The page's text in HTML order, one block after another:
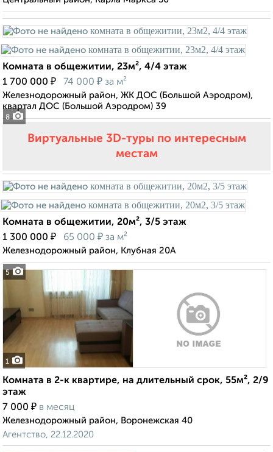
8
Комната в общежитии, 23м², 4/4 этаж
1 700 000 ₽ 74 000 ₽ за м²
Железнодорожный район, ЖК ДОС (Большой Аэродром),
квартал ДОС (Большой Аэродром) 39
Виртуальные 3D-туры по интересным
местам
5
Комната в общежитии, 20м², 3/5 этаж
1 300 000 ₽ 65 000 ₽ за м²
Железнодорожный район, Клубная 20А
1
Комната в 2-к квартире, на длительный срок, 55м², 2/9
этаж
7 000 ₽ в месяц
Железнодорожный район, Воронежская 40
Агентство, 22.12.2020